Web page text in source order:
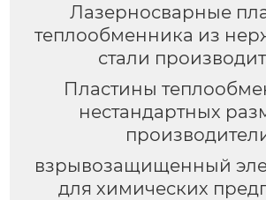
Лазерносварные
теплообменника из
стали
Пластины
нестандартных
взрывозащищенный
для химических